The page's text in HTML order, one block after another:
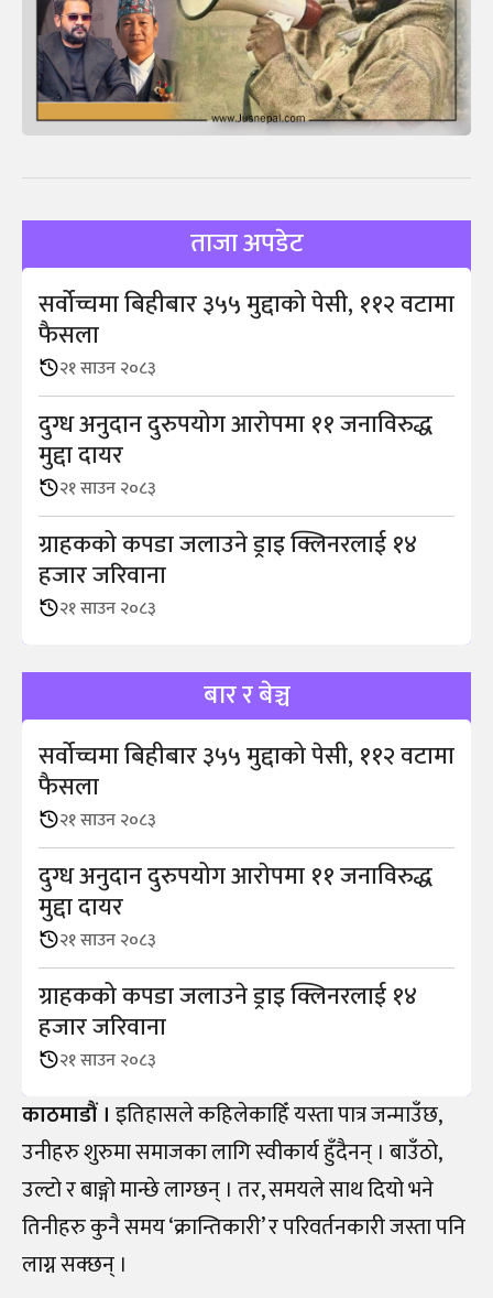
ताजा अपडेट
सर्वोच्चमा बिहीबार ३५५ मुद्दाको पेसी, ११२ वटामा
फैसला
२१ साउन २०८३
दुग्ध अनुदान दुरुपयोग आराेपमा ११ जनाविरुद्ध
मुद्दा दायर
२१ साउन २०८३
ग्राहकको कपडा जलाउने ड्राइ क्लिनरलाई १४
हजार जरिवाना
२१ साउन २०८३
बार र बेञ्च
सर्वोच्चमा बिहीबार ३५५ मुद्दाको पेसी, ११२ वटामा
फैसला
२१ साउन २०८३
दुग्ध अनुदान दुरुपयोग आराेपमा ११ जनाविरुद्ध
मुद्दा दायर
२१ साउन २०८३
ग्राहकको कपडा जलाउने ड्राइ क्लिनरलाई १४
हजार जरिवाना
२१ साउन २०८३
काठमाडौं । इतिहासले कहिलेकाहिँ यस्ता पात्र जन्माउँछ,
उनीहरु शुरुमा समाजका लागि स्वीकार्य हुँदैनन् । बाउँठो,
उल्टो र बाङ्गो मान्छे लाग्छन् । तर, समयले साथ दियो भने
तिनीहरु कुनै समय ‘क्रान्तिकारी’ र परिवर्तनकारी जस्ता पनि
लाग्न सक्छन् ।